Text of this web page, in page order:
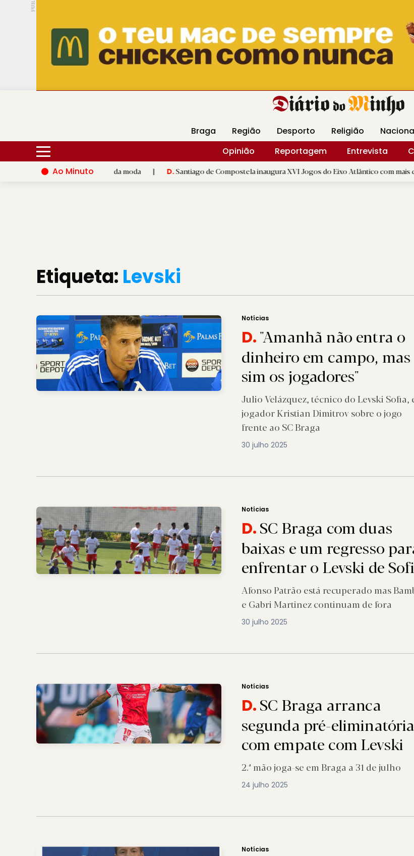
PUB.
Hoje 18ºC 29ºC DMtv Revista Minha Gráfica DM Livraria DM
Braga Região Desporto Religião
Opinião
Reportagem Entrevista
Ao Minuto
do mundo da moda D.Santiago de Compostela inaugura XVI Jogos do Eixo Atlântico com mais de dois mil
Etiqueta: Levski
Notícias
D."Amanhã não entra o
dinheiro em campo, mas
sim os jogadores"
Julio Velázquez, técnico do Levski Sofia,
jogador Kristian Dimitrov sobre o jogo
frente ao SC Braga
30 julho 2025
Notícias
D.SC Braga com duas
baixas e um regresso
enfrentar o Levski de
Afonso Patrão está recuperado mas
e Gabri Martinez continuam de fora
30 julho 2025
Notícias
D.SC Braga arranca
segunda pré-eliminatória
com empate com Levski
2.ª mão joga-se em Braga a 31 de julho
24 julho 2025
Notícias